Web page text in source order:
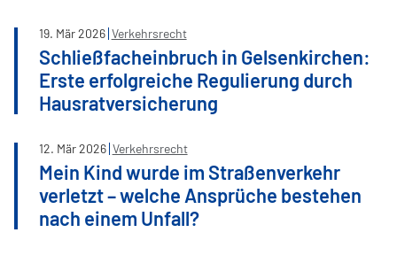
19. Mär2026 Verkehrsrecht
Schließfacheinbruch in Gelsenkirchen:
Erste erfolgreiche Regulierung durch
Hausratversicherung
12. Mär2026 Verkehrsrecht
Mein Kind wurde im Straßenverkehr
verletzt – welche Ansprüche bestehen
nach einem Unfall?